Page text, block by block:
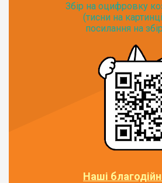
Збір на оцифровку
(тисни на
посилання на
Наші